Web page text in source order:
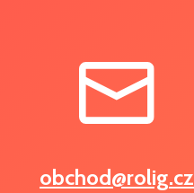
obchod@rolig.cz